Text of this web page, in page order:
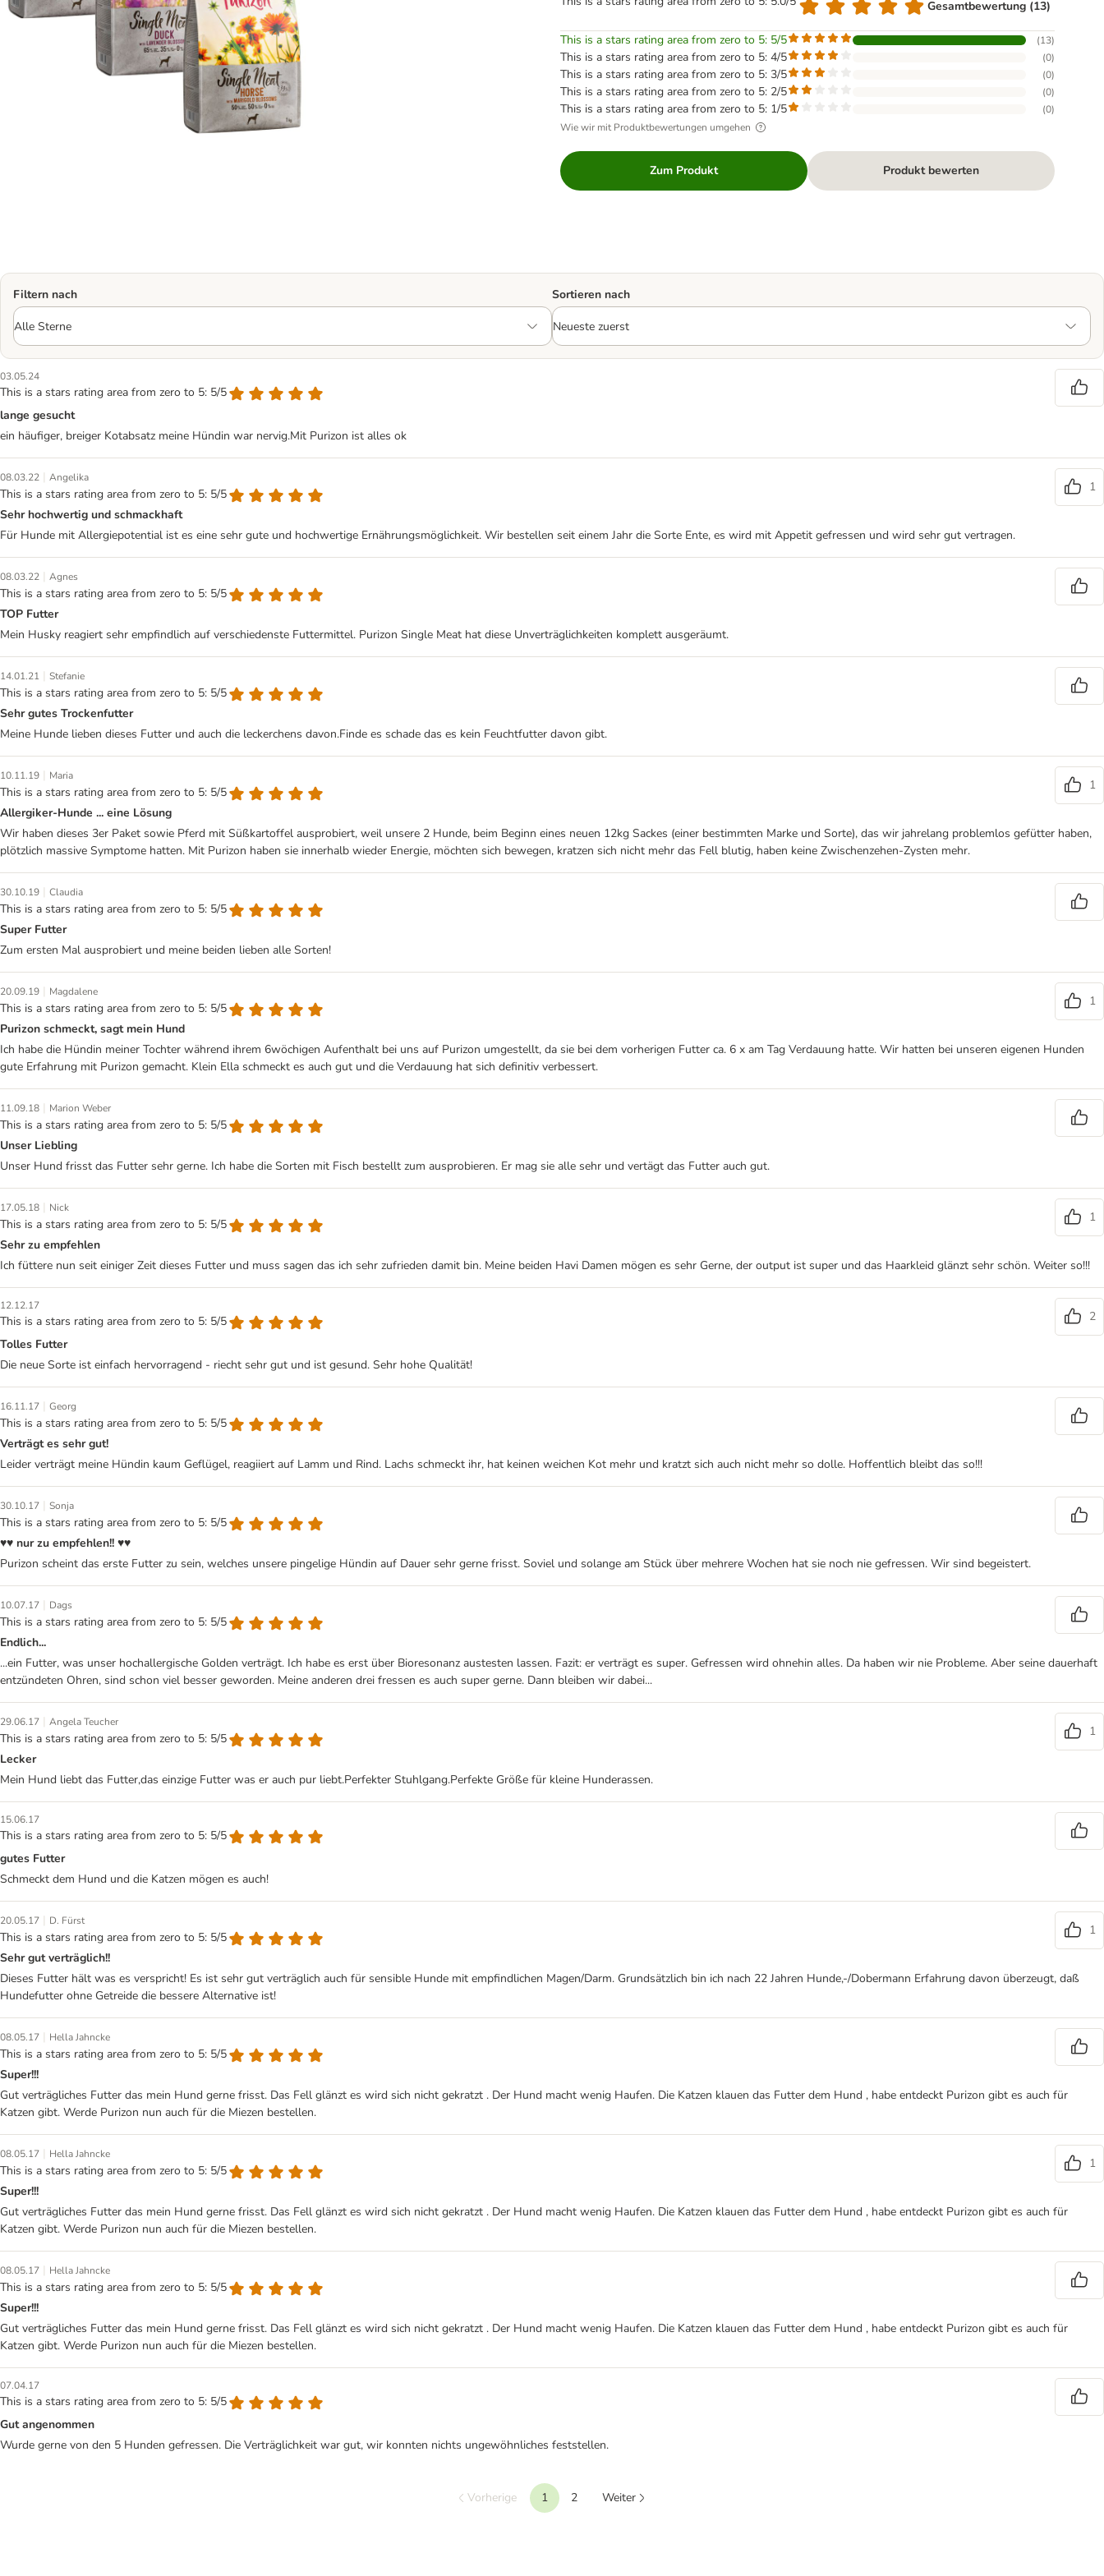
Gesamtbewertung (13)
This is a stars rating area from zero to 5: 5/5 (13)
This is a stars rating area from zero to 5: 4/5 (0)
This is a stars rating area from zero to 5: 3/5 (0)
This is a stars rating area from zero to 5: 2/5 (0)
This is a stars rating area from zero to 5: 1/5 (0)
Wie wir mit Produktbewertungen umgehen
Zum Produkt Produkt bewerten
Filtern nach Sortieren nach
03.05.24
This is a stars rating area from zero to 5: 5/5
lange gesucht
ein häufiger, breiger Kotabsatz meine Hündin war nervig.Mit Purizon ist alles ok
08.03.22 | Angelika
This is a stars rating area from zero to 5: 5/5
1
Sehr hochwertig und schmackhaft
Für Hunde mit Allergiepotential ist es eine sehr gute und hochwertige Ernährungsmöglichkeit. Wir bestellen seit einem Jahr die Sorte Ente, es wird mit Appetit gefressen und wird sehr gut vertragen.
08.03.22 | Agnes
This is a stars rating area from zero to 5: 5/5
TOP Futter
Mein Husky reagiert sehr empfindlich auf verschiedenste Futtermittel. Purizon Single Meat hat diese Unverträglichkeiten komplett ausgeräumt.
14.01.21 | Stefanie
This is a stars rating area from zero to 5: 5/5
Sehr gutes Trockenfutter
Meine Hunde lieben dieses Futter und auch die leckerchens davon.Finde es schade das es kein Feuchtfutter davon gibt.
10.11.19 | Maria
This is a stars rating area from zero to 5: 5/5
1
Allergiker-Hunde ... eine Lösung
Wir haben dieses 3er Paket sowie Pferd mit Süßkartoffel ausprobiert, weil unsere 2 Hunde, beim Beginn eines neuen 12kg Sackes (einer bestimmten Marke und Sorte), das wir jahrelang problemlos gefütter haben,
plötzlich massive Symptome hatten. Mit Purizon haben sie innerhalb wieder Energie, möchten sich bewegen, kratzen sich nicht mehr das Fell blutig, haben keine Zwischenzehen-Zysten mehr.
30.10.19 | Claudia
This is a stars rating area from zero to 5: 5/5
Super Futter
Zum ersten Mal ausprobiert und meine beiden lieben alle Sorten!
20.09.19 | Magdalene
This is a stars rating area from zero to 5: 5/5
1
Purizon schmeckt, sagt mein Hund
Ich habe die Hündin meiner Tochter während ihrem 6wöchigen Aufenthalt bei uns auf Purizon umgestellt, da sie bei dem vorherigen Futter ca. 6 x am Tag Verdauung hatte. Wir hatten bei unseren eigenen Hunden
gute Erfahrung mit Purizon gemacht. Klein Ella schmeckt es auch gut und die Verdauung hat sich definitiv verbessert.
11.09.18 | Marion Weber
This is a stars rating area from zero to 5: 5/5
Unser Liebling
Unser Hund frisst das Futter sehr gerne. Ich habe die Sorten mit Fisch bestellt zum ausprobieren. Er mag sie alle sehr und vertägt das Futter auch gut.
17.05.18 | Nick
This is a stars rating area from zero to 5: 5/5
1
Sehr zu empfehlen
Ich füttere nun seit einiger Zeit dieses Futter und muss sagen das ich sehr zufrieden damit bin. Meine beiden Havi Damen mögen es sehr Gerne, der output ist super und das Haarkleid glänzt sehr schön. Weiter so!!!
12.12.17
This is a stars rating area from zero to 5: 5/5
2
Tolles Futter
Die neue Sorte ist einfach hervorragend - riecht sehr gut und ist gesund. Sehr hohe Qualität!
16.11.17 | Georg
This is a stars rating area from zero to 5: 5/5
Verträgt es sehr gut!
Leider verträgt meine Hündin kaum Geflügel, reagiiert auf Lamm und Rind. Lachs schmeckt ihr, hat keinen weichen Kot mehr und kratzt sich auch nicht mehr so dolle. Hoffentlich bleibt das so!!!
30.10.17 | Sonja
This is a stars rating area from zero to 5: 5/5
♥♥ nur zu empfehlen!! ♥♥
Purizon scheint das erste Futter zu sein, welches unsere pingelige Hündin auf Dauer sehr gerne frisst. Soviel und solange am Stück über mehrere Wochen hat sie noch nie gefressen. Wir sind begeistert.
10.07.17 | Dags
This is a stars rating area from zero to 5: 5/5
Endlich...
...ein Futter, was unser hochallergische Golden verträgt. Ich habe es erst über Bioresonanz austesten lassen. Fazit: er verträgt es super. Gefressen wird ohnehin alles. Da haben wir nie Probleme. Aber seine dauerhaft
entzündeten Ohren, sind schon viel besser geworden. Meine anderen drei fressen es auch super gerne. Dann bleiben wir dabei...
29.06.17 | Angela Teucher
This is a stars rating area from zero to 5: 5/5
1
Lecker
Mein Hund liebt das Futter,das einzige Futter was er auch pur liebt.Perfekter Stuhlgang.Perfekte Größe für kleine Hunderassen.
15.06.17
This is a stars rating area from zero to 5: 5/5
gutes Futter
Schmeckt dem Hund und die Katzen mögen es auch!
20.05.17 | D. Fürst
This is a stars rating area from zero to 5: 5/5
1
Sehr gut verträglich!!
Dieses Futter hält was es verspricht! Es ist sehr gut verträglich auch für sensible Hunde mit empfindlichen Magen/Darm. Grundsätzlich bin ich nach 22 Jahren Hunde,-/Dobermann Erfahrung davon überzeugt, daß
Hundefutter ohne Getreide die bessere Alternative ist!
08.05.17 | Hella Jahncke
This is a stars rating area from zero to 5: 5/5
Super!!!
Gut verträgliches Futter das mein Hund gerne frisst. Das Fell glänzt es wird sich nicht gekratzt . Der Hund macht wenig Haufen. Die Katzen klauen das Futter dem Hund , habe entdeckt Purizon gibt es auch für
Katzen gibt. Werde Purizon nun auch für die Miezen bestellen.
08.05.17 | Hella Jahncke
This is a stars rating area from zero to 5: 5/5
1
Super!!!
Gut verträgliches Futter das mein Hund gerne frisst. Das Fell glänzt es wird sich nicht gekratzt . Der Hund macht wenig Haufen. Die Katzen klauen das Futter dem Hund , habe entdeckt Purizon gibt es auch für
Katzen gibt. Werde Purizon nun auch für die Miezen bestellen.
08.05.17 | Hella Jahncke
This is a stars rating area from zero to 5: 5/5
Super!!!
Gut verträgliches Futter das mein Hund gerne frisst. Das Fell glänzt es wird sich nicht gekratzt . Der Hund macht wenig Haufen. Die Katzen klauen das Futter dem Hund , habe entdeckt Purizon gibt es auch für
Katzen gibt. Werde Purizon nun auch für die Miezen bestellen.
07.04.17
This is a stars rating area from zero to 5: 5/5
Gut angenommen
Wurde gerne von den 5 Hunden gefressen. Die Verträglichkeit war gut, wir konnten nichts ungewöhnliches feststellen.
Vorherige 1 2 Weiter